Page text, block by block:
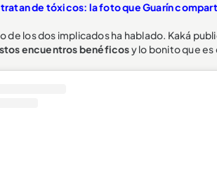
tratan de tóxicos: la foto que Guarín
de los dos implicados ha hablado. Kaká
encuentros benéficosy lo bonito que